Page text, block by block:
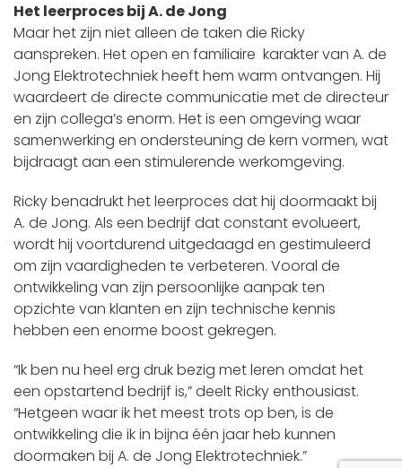
Het leerproces bij A. de Jong
Maar het zijn niet alleen de taken die Ricky
aanspreken. Het open en familiaire karakter van A. de
Jong Elektrotechniek heeft hem warm ontvangen. Hij
waardeert de directe communicatie met de directeur
en zijn collega’s enorm. Het is een omgeving waar
samenwerking en ondersteuning de kern vormen, wat
bijdraagt aan een stimulerende werkomgeving.
Ricky benadrukt het leerproces dat hij doormaakt bij
A. de Jong. Als een bedrijf dat constant evolueert,
wordt hij voortdurend uitgedaagd en gestimuleerd
om zijn vaardigheden te verbeteren. Vooral de
ontwikkeling van zijn persoonlijke aanpak ten
opzichte van klanten en zijn technische kennis
hebben een enorme boost gekregen.
“Ik ben nu heel erg druk bezig met leren omdat het
een opstartend bedrijf is,” deelt Ricky enthousiast.
“Hetgeen waar ik het meest trots op ben, is de
ontwikkeling die ik in bijna één jaar heb kunnen
doormaken bij A. de Jong Elektrotechniek.”